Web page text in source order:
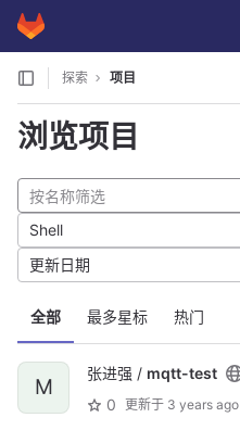
Skip to content
GitLab
探索 项目
浏览项目
全部 最多星标 热门
Shell
更新日期
M
张进强 / mqtt-test
0 更新于 3 years ago